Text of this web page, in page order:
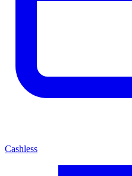
Cashless